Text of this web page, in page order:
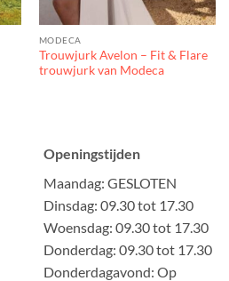
MODECA
Trouwjurk Avelon – Fit & Flare
trouwjurk van Modeca
Openingstijden
Maandag: GESLOTEN
Dinsdag: 09.30 tot 17.30
Woensdag: 09.30 tot 17.30
Donderdag: 09.30 tot 17.30
Donderdagavond: Op